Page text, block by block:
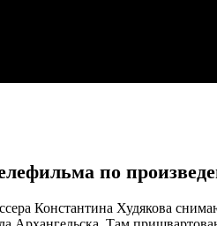
по
Константина Худякова